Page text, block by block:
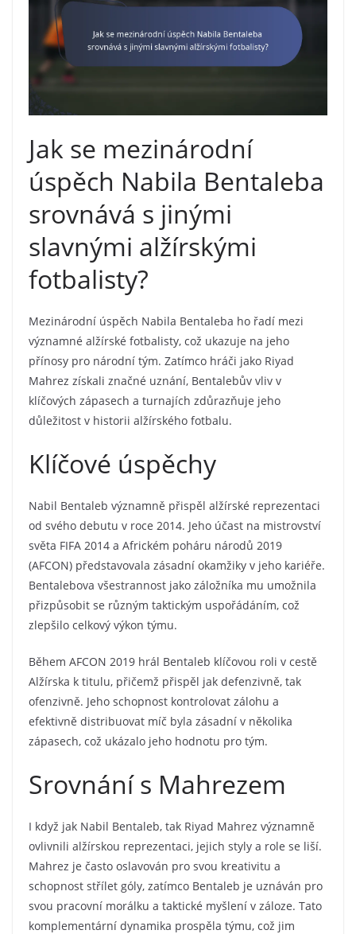
Jak se mezinárodní
úspěch Nabila Bentaleba
srovnává s jinými
slavnými alžírskými
fotbalisty?
Mezinárodní úspěch Nabila Bentaleba ho řadí mezi
významné alžírské fotbalisty, což ukazuje na jeho
přínosy pro národní tým. Zatímco hráči jako Riyad
Mahrez získali značné uznání, Bentalebův vliv v
klíčových zápasech a turnajích zdůrazňuje jeho
důležitost v historii alžírského fotbalu.
Klíčové úspěchy
Nabil Bentaleb významně přispěl alžírské reprezentaci
od svého debutu v roce 2014. Jeho účast na mistrovství
světa FIFA 2014 a Africkém poháru národů 2019
(AFCON) představovala zásadní okamžiky v jeho kariéře.
Bentalebova všestrannost jako záložníka mu umožnila
přizpůsobit se různým taktickým uspořádáním, což
zlepšilo celkový výkon týmu.
Během AFCON 2019 hrál Bentaleb klíčovou roli v cestě
Alžírska k titulu, přičemž přispěl jak defenzivně, tak
ofenzivně. Jeho schopnost kontrolovat zálohu a
efektivně distribuovat míč byla zásadní v několika
zápasech, což ukázalo jeho hodnotu pro tým.
Srovnání s Mahrezem
I když jak Nabil Bentaleb, tak Riyad Mahrez významně
ovlivnili alžírskou reprezentaci, jejich styly a role se liší.
Mahrez je často oslavován pro svou kreativitu a
schopnost střílet góly, zatímco Bentaleb je uznáván pro
svou pracovní morálku a taktické myšlení v záloze. Tato
komplementární dynamika prospěla týmu, což jim